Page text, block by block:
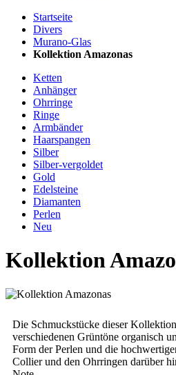
Startseite
Divers
Murano-Glas
Kollektion Amazonas
Ketten
Anhänger
Ohrringe
Ringe
Armbänder
Haarspangen
Silber
Silber-vergoldet
Gold
Edelsteine
Diamanten
Perlen
Neu
Kollektion
Die Schmuckstücke dieser
verschiedenen Grüntöne organisch
Form der Perlen und die
Collier und den Ohrringen darüber